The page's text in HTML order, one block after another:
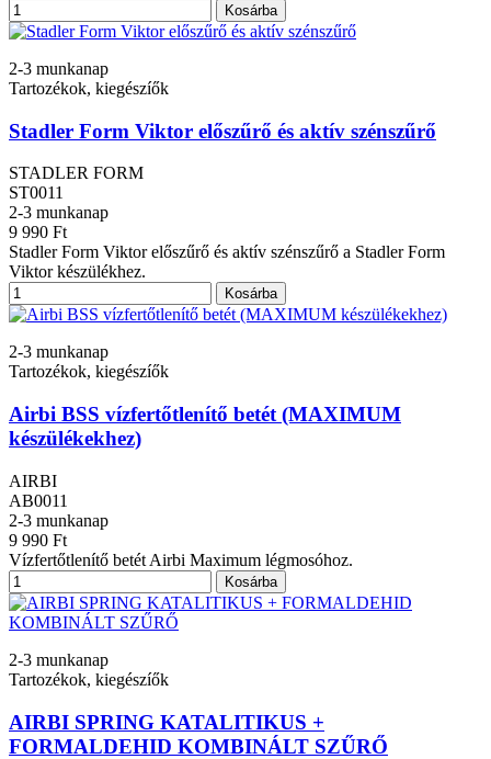
Kosárba
2-3 munkanap
Tartozékok, kiegészíők
Stadler Form Viktor előszűrő és aktív szénszűrő
STADLER FORM
ST0011
2-3 munkanap
9 990 Ft
Stadler Form Viktor előszűrő és aktív szénszűrő a Stadler Form
Viktor készülékhez.
Kosárba
2-3 munkanap
Tartozékok, kiegészíők
Airbi BSS vízfertőtlenítő betét (MAXIMUM
készülékekhez)
AIRBI
AB0011
2-3 munkanap
9 990 Ft
Vízfertőtlenítő betét Airbi Maximum légmosóhoz.
Kosárba
2-3 munkanap
Tartozékok, kiegészíők
AIRBI SPRING KATALITIKUS +
FORMALDEHID KOMBINÁLT SZŰRŐ